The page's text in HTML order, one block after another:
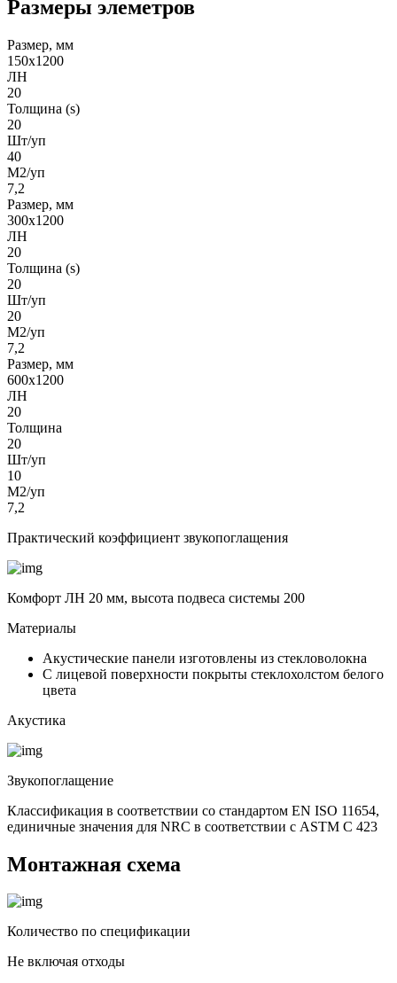
Размеры элеметров
Размер, мм
150х1200
ЛН
20
Толщина (s)
20
Шт/уп
40
М2/уп
7,2
Размер, мм
300х1200
ЛН
20
Толщина (s)
20
Шт/уп
20
М2/уп
7,2
Размер, мм
600х1200
ЛН
20
Толщина
20
Шт/уп
10
М2/уп
7,2
Практический коэффициент звукопоглащения
Комфорт ЛН 20 мм, высота подвеса системы 200
Материалы
Акустические панели изготовлены из стекловолокна
С лицевой поверхности покрыты стеклохолстом белого
цвета
Акустика
Звукопоглащение
Классификация в соответствии со стандартом EN ISO 11654,
единичные значения для NRC в соответствии с ASTM C 423
Монтажная схема
Количество по спецификации
Не включая отходы